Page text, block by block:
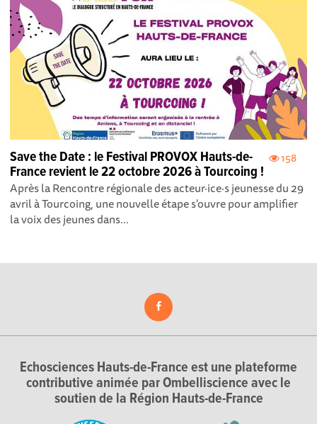
158
Save the Date : le Festival PROVOX Hauts-de-
France revient le 22 octobre 2026 à Tourcoing !
Après la Rencontre régionale des acteur·ice·s jeunesse du 29
avril à Tourcoing, une nouvelle étape s'ouvre pour amplifier
la voix des jeunes dans...
Echosciences Hauts-de-France est une plateforme
contributive animée par Ombelliscience avec le
soutien de la Région Hauts-de-France